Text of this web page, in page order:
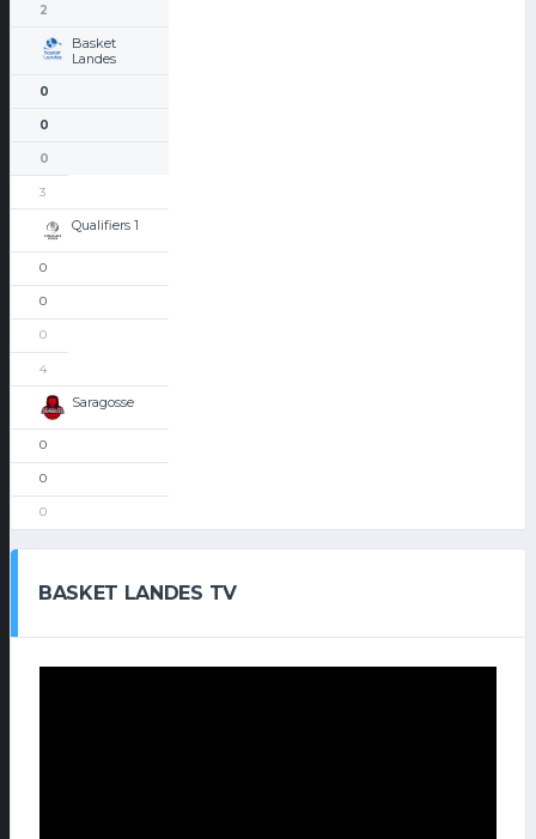
2
Basket
Landes
0
0
0
3
Qualifiers 1
0
0
0
4
Saragosse
0
0
0
BASKET LANDES TV